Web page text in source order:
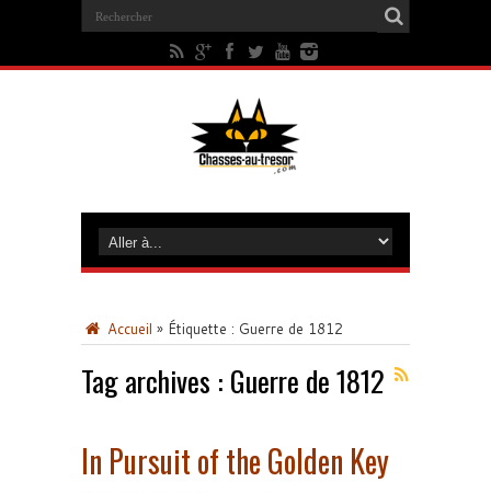
Accueil » Étiquette : Guerre de 1812
Tag archives : Guerre de 1812
In Pursuit of the Golden Key